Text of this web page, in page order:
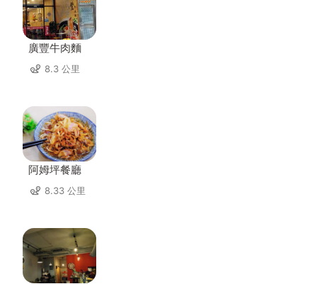
廣豐牛肉麵
8.3 公里
阿姆坪餐廳
8.33 公里